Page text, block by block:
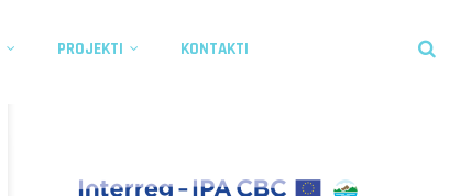
PROJEKTI KONTAKTI